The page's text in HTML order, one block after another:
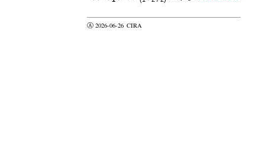
Ⓐ 2026-06-26 CIRA